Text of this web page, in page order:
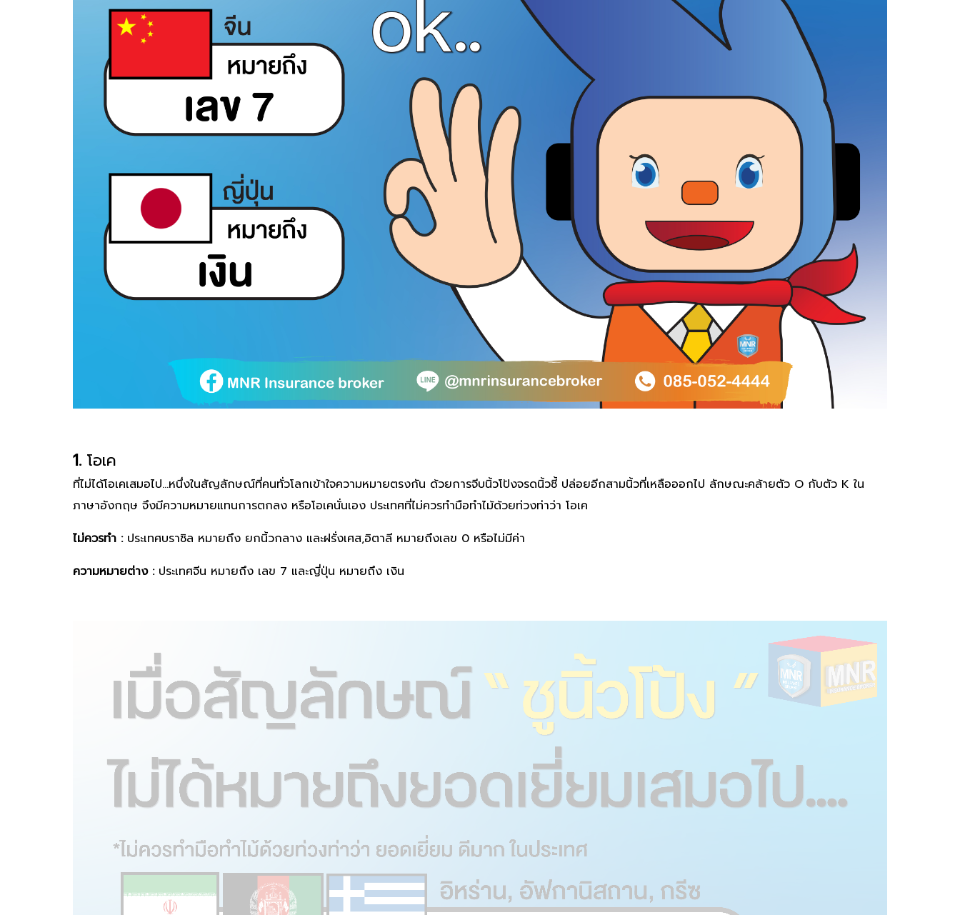
1.โอเค
ที่ไม่ได้โอเคเสมอไป...หนึ่งในสัญลักษณ์ที่คนทั่วโลกเข้าใจความหมายตรงกัน ด้วยการจีบนิ้วโป้งจรดนิ้วชี้ ปล่อยอีกสามนิ้วที่เหลือออกไป ลักษณะคล้ายตัว O กับตัว K ใน
ภาษาอังกฤษ จึงมีความหมายแทนการตกลง หรือโอเคนั่นเอง ประเทศที่ไม่ควรทำมือทำไม้ด้วยท่วงท่าว่า โอเค
ไม่ควรทำ : ประเทศบราซิล หมายถึง ยกนิ้วกลาง และฝรั่งเศส,อิตาลี หมายถึงเลข 0 หรือไม่มีค่า
ความหมายต่าง :ประเทศจีน หมายถึง เลข 7 และญี่ปุ่น หมายถึง เงิน